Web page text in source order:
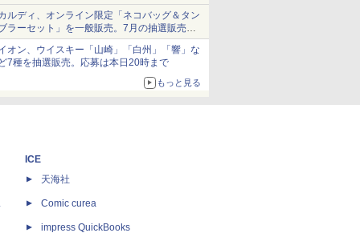
」
ルディ、オンライン限定「ネコバッグ＆タン
ラーセット」を一般販売。7月の抽選販売の
選無効分
オン、ウイスキー「山崎」「白州」「響」な
7種を抽選販売。応募は本日20時まで
もっと見る
ICE
天海社
Comic curea
impress QuickBooks